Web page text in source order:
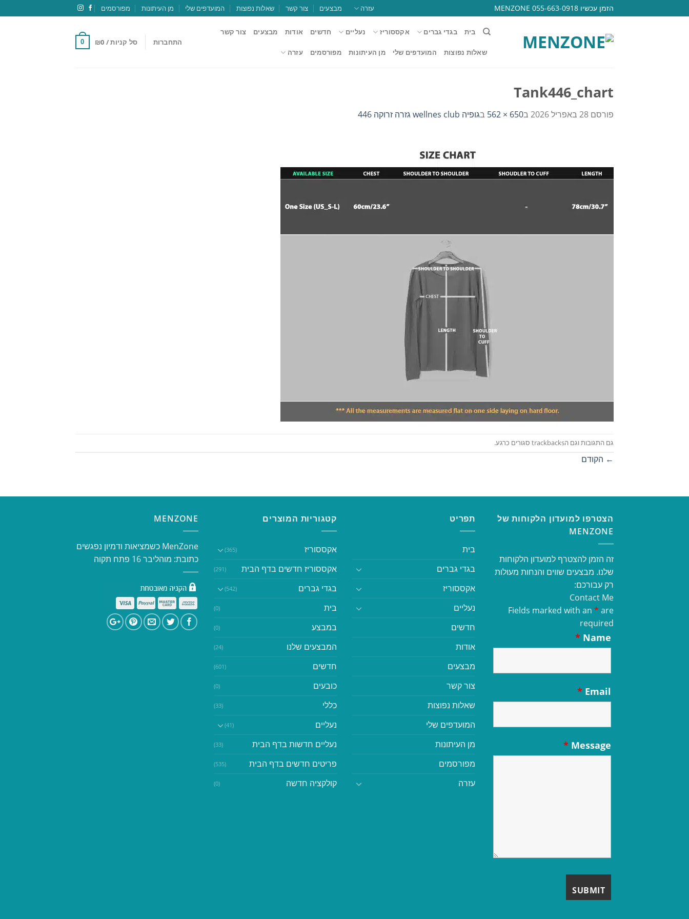
to
הזמן עכשיו 055-663-0918 MENZONE עזרה מבצעים צור קשר שאלות נפוצות המועדפים שלי מן העיתונות מפורסמים
בית בגדי גברים אקססוריז נעליים חדשים אודות מבצעים צור קשר
שאלות נפוצות המועדפים שלי מן העיתונות מפורסמים עזרה
התחברות סל קניות / ₪0
0
Tank446_chart
פורסם 28 באפריל 2026 ב650 × 562 בגופיה wellnes club גזרה זרוקה 446
גם התגובות וגם הtrackbacks סגורים כרגע.
← הקודם
הצטרפו למועדון הלקוחות של
MENZONE
זה הזמן להצטרף למועדון הלקוחות
שלנו. מבצעים שווים והנחות מעולות
רק עבורכם:
Contact Me
Fields marked with an * are
required
Name
*
Email
*
Message
*
תפריט
בית
בגדי גברים
אקססוריז
נעליים
חדשים
אודות
מבצעים
צור קשר
שאלות נפוצות
המועדפים שלי
מן העיתונות
מפורסמים
עזרה
קטגוריות המוצרים
אקססוריז (365)
אקססוריז חדשים בדף הבית (291)
בגדי גברים (542)
בית (0)
במבצע (0)
המבצעים שלנו (24)
חדשים (601)
כובעים (0)
כללי (33)
נעליים (41)
נעליים חדשות בדף הבית (33)
פריטים חדשים בדף הבית (535)
קולקציה חדשה (0)
MENZONE
​​MenZone כשמציאות ודמיון נפגשים​
כתובת: מוהליבר 16 פתח תקוה